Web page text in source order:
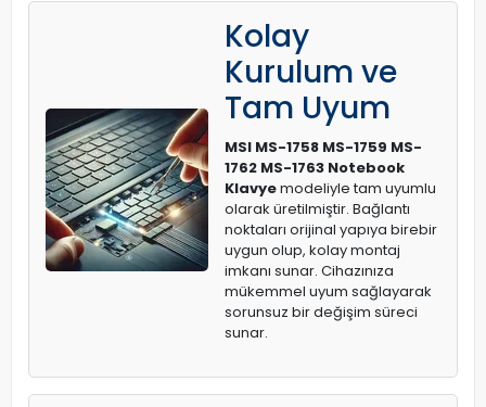
Kolay
Kurulum ve
Tam Uyum
MSI MS-1758 MS-1759 MS-
1762 MS-1763 Notebook
Klavyemodeliyle tam uyumlu
olarak üretilmiştir. Bağlantı
noktaları orijinal yapıya birebir
uygun olup, kolay montaj
imkanı sunar. Cihazınıza
mükemmel uyum sağlayarak
sorunsuz bir değişim süreci
sunar.